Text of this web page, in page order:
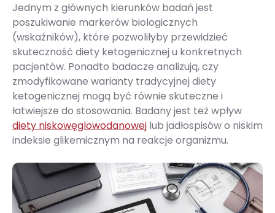
Jednym z głównych kierunków badań jest
poszukiwanie markerów biologicznych
(wskaźników), które pozwoliłyby przewidzieć
skuteczność diety ketogenicznej u konkretnych
pacjentów. Ponadto badacze analizują, czy
zmodyfikowane warianty tradycyjnej diety
ketogenicznej mogą być równie skuteczne i
łatwiejsze do stosowania. Badany jest też wpływ
diety niskowęglowodanowej lub jadłospisów o niskim
indeksie glikemicznym na reakcje organizmu.